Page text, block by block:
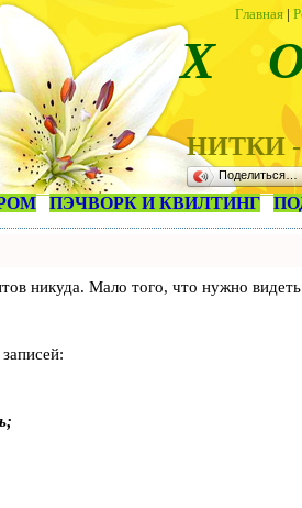
Главная |
Х
НИТКИ -
Поделиться…
ПЭЧВОРК И КВИЛТИНГ
никуда. Мало того, что нужно